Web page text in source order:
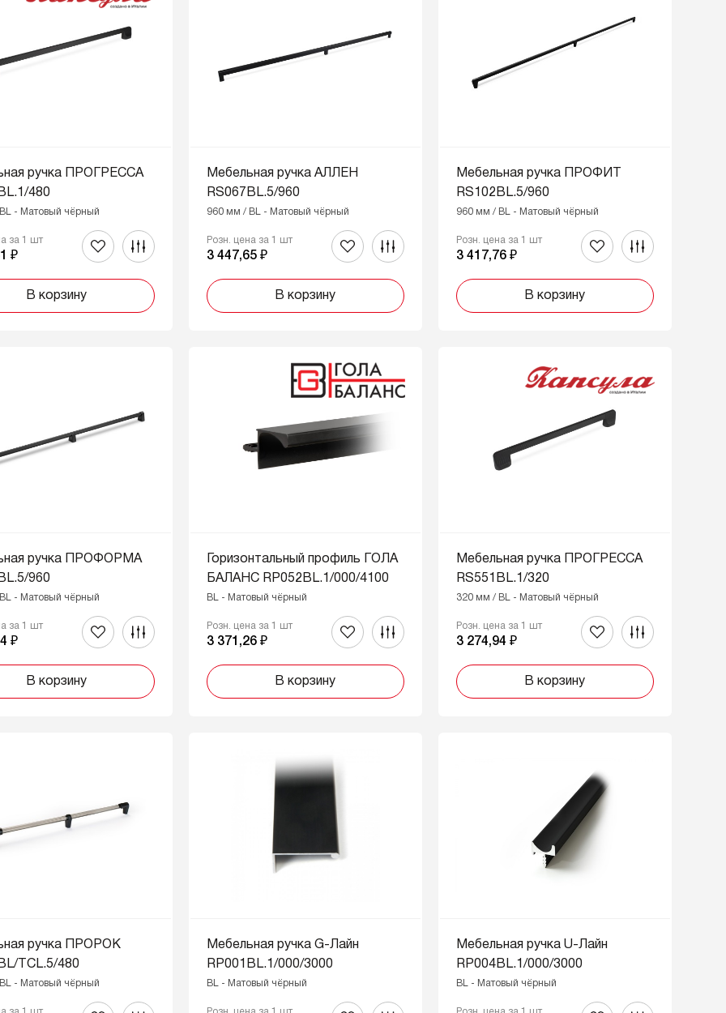
ручка ПРОГРЕССА
480
- Матовый чёрный
за 1 шт
₽
В корзину
Мебельная ручка АЛЛЕН
RS067BL.5/960
960 мм / BL - Матовый чёрный
Розн. цена за 1 шт
3 447,65 ₽
В корзину
Мебельная ручка ПРОФИТ
RS102BL.5/960
960 мм / BL - Матовый чёрный
Розн. цена за 1 шт
3 417,76 ₽
В корзину
ручка ПРОФОРМА
960
- Матовый чёрный
за 1 шт
₽
В корзину
Горизонтальный профиль ГОЛА
БАЛАНС RP052BL.1/000/4100
BL - Матовый чёрный
Розн. цена за 1 шт
3 371,26 ₽
В корзину
Мебельная ручка ПРОГРЕССА
RS551BL.1/320
320 мм / BL - Матовый чёрный
Розн. цена за 1 шт
3 274,94 ₽
В корзину
ручка ПРОРОК
TCL.5/480
- Матовый чёрный
Мебельная ручка G-Лайн
RP001BL.1/000/3000
BL - Матовый чёрный
Мебельная ручка U-Лайн
RP004BL.1/000/3000
BL - Матовый чёрный